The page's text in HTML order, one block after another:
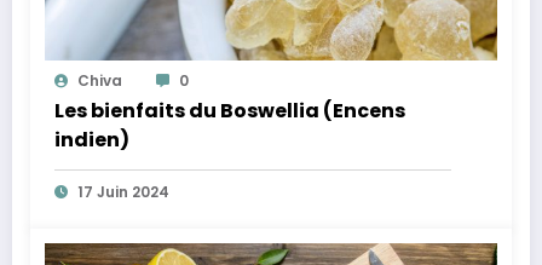
Chiva 0
Les bienfaits du Boswellia (Encens
indien)
17 Juin 2024